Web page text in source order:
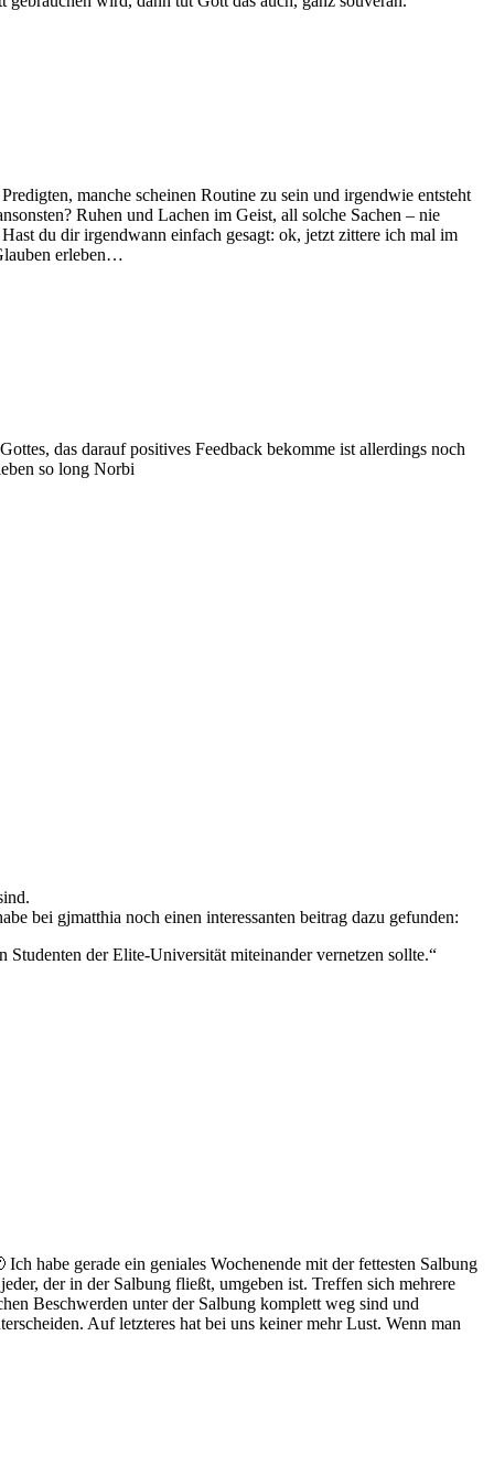
manche scheinen Routine zu sein und irgendwie entsteht
Ruhen und Lachen im Geist, all solche Sachen – nie
du dir irgendwann einfach gesagt: ok, jetzt zittere ich mal im
erleben…
das darauf positives Feedback bekomme ist allerdings noch
so long Norbi
bei gjmatthia noch einen interessanten beitrag dazu gefunden:
der Elite-Universität miteinander vernetzen sollte.“
habe gerade ein geniales Wochenende mit der fettesten Salbung
der in der Salbung fließt, umgeben ist. Treffen sich mehrere
Beschwerden unter der Salbung komplett weg sind und
Auf letzteres hat bei uns keiner mehr Lust. Wenn man